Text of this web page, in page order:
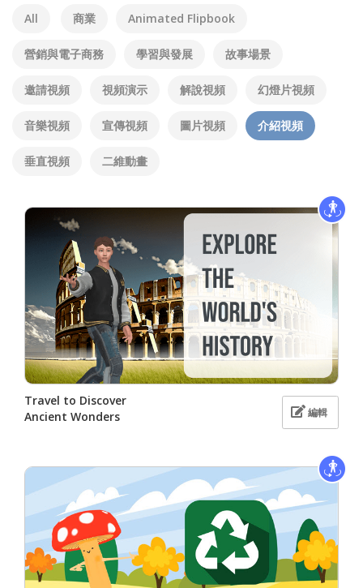
All 商業 Animated Flipbook
營銷與電子商務 學習與發展 故事場景
邀請視頻 視頻演示 解說視頻 幻燈片視頻
音樂視頻 宣傳視頻 圖片視頻 介紹視頻
垂直視頻 二維動畫
Travel to Discover
Ancient Wonders
編輯